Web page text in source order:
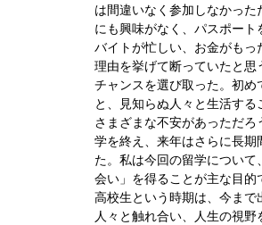
は間違いなく参加しなかっ
にも興味がなく、パスポー
バイトが忙しい、お金がもっ
理由を挙げて断っていたと思
チャンスを選び取った。初め
と、見知らぬ人々と生活する
さまざまな不安があっただろ
学を終え、来年はさらに長期
た。私は今回の留学について
会い」を得ることが主な目的
高校生という時期は、今まで
人々と触れ合い、人生の視